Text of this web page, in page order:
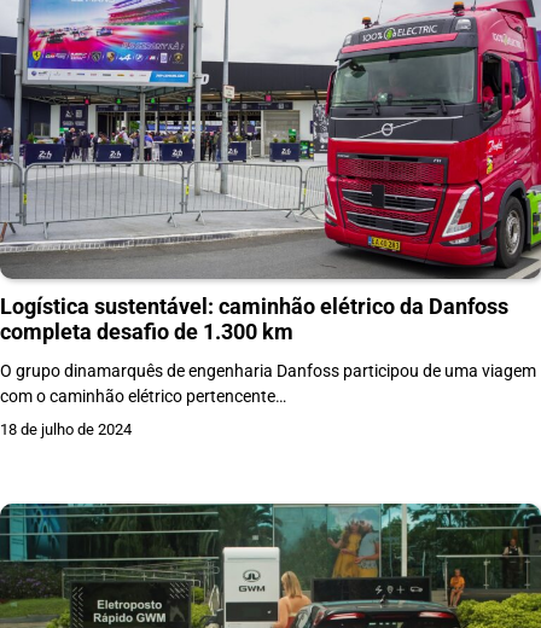
Logística sustentável: caminhão elétrico da Danfoss
completa desafio de 1.300 km
O grupo dinamarquês de engenharia Danfoss participou de uma viagem
com o caminhão elétrico pertencente…
18 de julho de 2024